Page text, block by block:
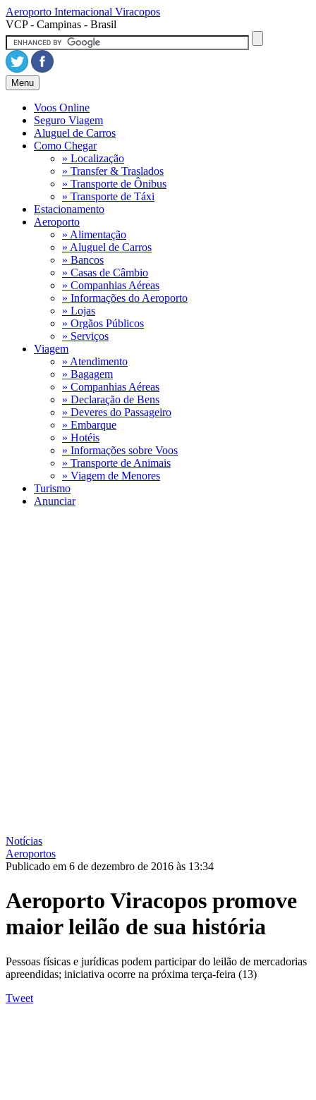
Aeroporto Internacional Viracopos
VCP - Campinas - Brasil
Menu
Voos Online
Seguro Viagem
Aluguel de Carros
Como Chegar
» Localização
» Transfer & Traslados
» Transporte de Ônibus
» Transporte de Táxi
Estacionamento
Aeroporto
» Alimentação
» Aluguel de Carros
» Bancos
» Casas de Câmbio
» Companhias Aéreas
» Informações do Aeroporto
» Lojas
» Orgãos Públicos
» Serviços
Viagem
» Atendimento
» Bagagem
» Companhias Aéreas
» Declaração de Bens
» Deveres do Passageiro
» Embarque
» Hotéis
» Informações sobre Voos
» Transporte de Animais
» Viagem de Menores
Turismo
Anunciar
Notícias
Aeroportos
Publicado em 6 de dezembro de 2016 às 13:34
Aeroporto Viracopos promove
maior leilão de sua história
Pessoas físicas e jurídicas podem participar do leilão de mercadorias
apreendidas; iniciativa ocorre na próxima terça-feira (13)
Tweet